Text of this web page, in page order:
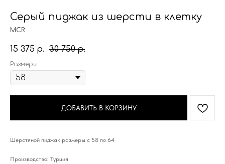
Серый пиджак из шерсти в клетку
MCR
15 375 р. 30 750 р.
Размеры
ДОБАВИТЬ В КОРЗИНУ
Шерстяной пиджак размеры с 58 по 64
Производство: Турция